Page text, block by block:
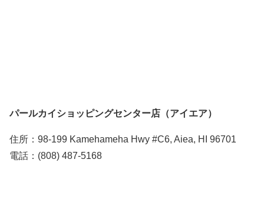
パールカイショッピングセンター店（アイエア）
住所：98-199 Kamehameha Hwy #C6, Aiea, HI 96701
電話：(808) 487-5168